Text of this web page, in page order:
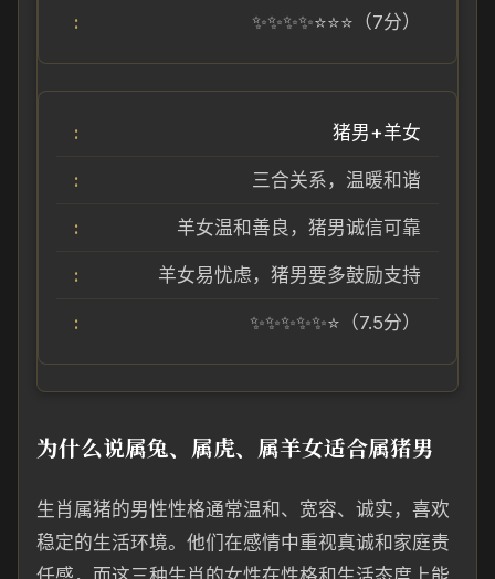
✨✨✨✨⭐⭐⭐（7分）
猪男+羊女
三合关系，温暖和谐
羊女温和善良，猪男诚信可靠
羊女易忧虑，猪男要多鼓励支持
✨✨✨✨✨⭐（7.5分）
为什么说属兔、属虎、属羊女适合属猪男
生肖属猪的男性性格通常温和、宽容、诚实，喜欢
稳定的生活环境。他们在感情中重视真诚和家庭责